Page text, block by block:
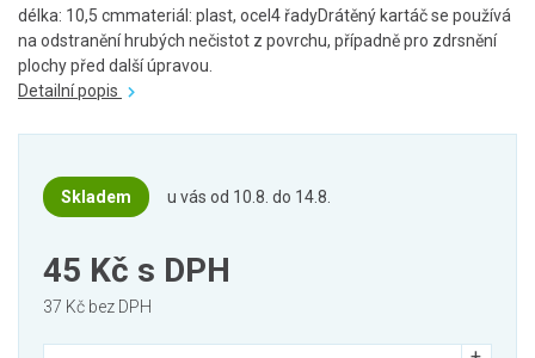
délka: 10,5 cmmateriál: plast, ocel4 řadyDrátěný kartáč se používá
na odstranění hrubých nečistot z povrchu, případně pro zdrsnění
plochy před další úpravou.
Detailní popis
Skladem u vás od 10.8. do 14.8.
45 Kč s DPH
37 Kč bez DPH